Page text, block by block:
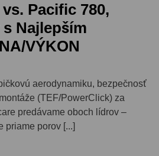
Pacific 780,
Najlepším
VÝKON
aerodynamiku, bezpečnosť
(TEF/PowerClick) za
predávame oboch lídrov –
priame porov [...]